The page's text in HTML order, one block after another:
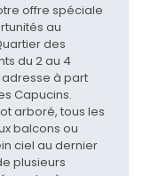
offre spéciale
au
des
du 2 au 4
à part
Capucins.
arboré, tous les
balcons ou
ciel au dernier
plusieurs